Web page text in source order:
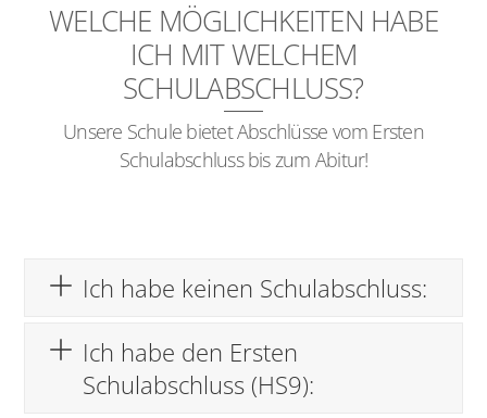
WELCHE MÖGLICHKEITEN HABE
ICH MIT WELCHEM
SCHULABSCHLUSS?
Unsere Schule bietet Abschlüsse vom Ersten
Schulabschluss bis zum Abitur!
Ich habe keinen Schulabschluss:
Ich habe den Ersten
Schulabschluss (HS9):